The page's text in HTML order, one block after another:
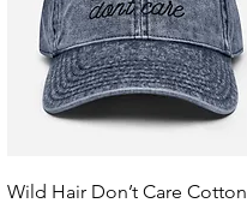
Vista rápida
Wild Hair Don’t Care Cotton